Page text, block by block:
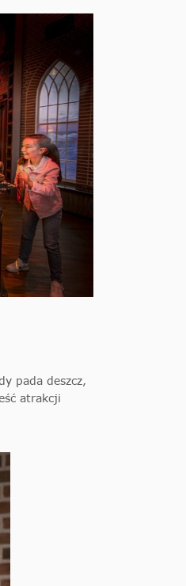
pada deszcz,
atrakcji